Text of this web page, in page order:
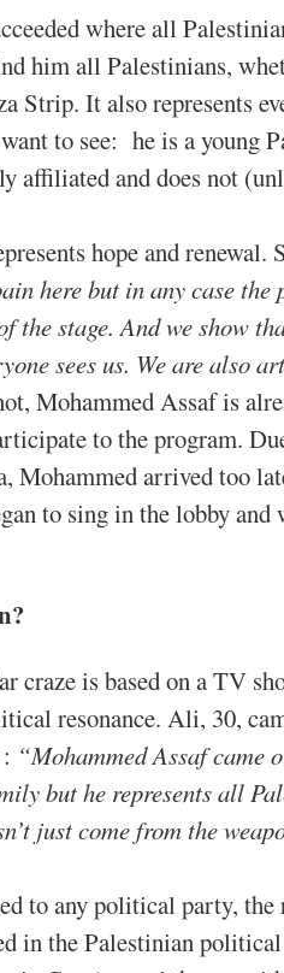
where all
him all Palestinians,
Strip. It also represents
to see: he is a young
affiliated and does not
hope and renewal.
here but in any case
the stage. And we show
sees us. We are also
Mohammed Assaf is
to the program.
Mohammed arrived too
to sing in the lobby and
craze is based on a TV
resonance. Ali, 30,
“Mohammed Assaf came
but he represents all
just come from the
to any political party, the
in the Palestinian